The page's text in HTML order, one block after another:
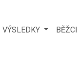
VÝSLEDKY BĚŽCI